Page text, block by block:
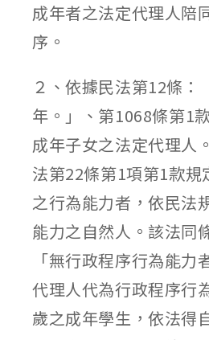
成年者之法定代理人陪
序。
２、依據民法第12條：
年。」、第1068條第1
成年子女之法定代理人
法第22條第1項第1款規
之行為能力者，依民法
能力之自然人。該法同
「無行政程序行為能力
代理人代為行政程序行
歲之成年學生，依法得